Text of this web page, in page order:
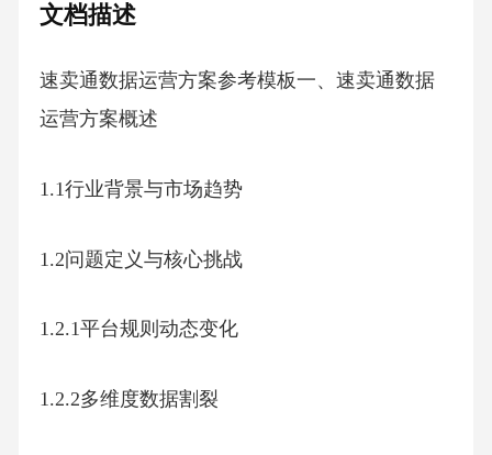
文档描述
速卖通数据运营方案参考模板一、速卖通数据
运营方案概述
1.1行业背景与市场趋势
1.2问题定义与核心挑战
1.2.1平台规则动态变化
1.2.2多维度数据割裂